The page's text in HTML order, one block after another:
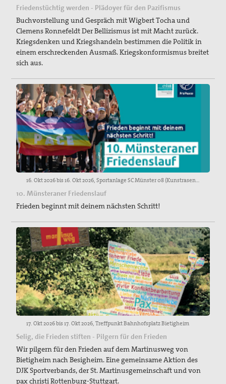
Friedenstüchtig werden - Plädoyer für den Pazifismus
Buchvorstellung und Gespräch mit Wigbert Tocha und
Clemens Ronnefeldt Der Bellizismus ist mit Macht zurück.
Kriegsdenken und Kriegshandeln bestimmen die Politik in
einem erschreckenden Ausmaß. Kriegskonformismus breitet
sich aus.
16. Okt 2026 bis 16. Okt 2026, Sportanlage SC Münster 08 (Kunstrasenplatz), Mauritz-Lindenweg, Münster
10. Münsteraner Friedenslauf
Frieden beginnt mit deinem nächsten Schritt!
17. Okt 2026 bis 17. Okt 2026, Treffpunkt Bahnhofsplatz Bietigheim
Selig, die Frieden stiften - Pilgern für den Frieden
Wir pilgern für den Frieden auf dem Martinusweg von
Bietigheim nach Besigheim. Eine gemeinsame Aktion des
DJK Sportverbands, der St. Martinusgemeinschaft und von
pax christi Rottenburg-Stuttgart.